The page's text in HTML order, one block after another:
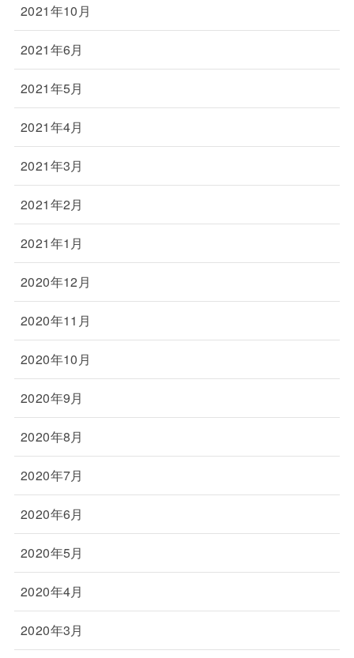
2021年10月
2021年6月
2021年5月
2021年4月
2021年3月
2021年2月
2021年1月
2020年12月
2020年11月
2020年10月
2020年9月
2020年8月
2020年7月
2020年6月
2020年5月
2020年4月
2020年3月